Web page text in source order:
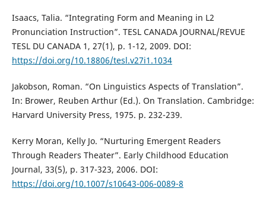
Isaacs, Talia. “Integrating Form and Meaning in L2
Pronunciation Instruction”. TESL CANADA JOURNAL/REVUE
TESL DU CANADA 1, 27(1), p. 1-12, 2009. DOI:
https://doi.org/10.18806/tesl.v27i1.1034
Jakobson, Roman. “On Linguistics Aspects of Translation”.
In: Brower, Reuben Arthur (Ed.). On Translation. Cambridge:
Harvard University Press, 1975. p. 232-239.
Kerry Moran, Kelly Jo. “Nurturing Emergent Readers
Through Readers Theater”. Early Childhood Education
Journal, 33(5), p. 317-323, 2006. DOI:
https://doi.org/10.1007/s10643-006-0089-8